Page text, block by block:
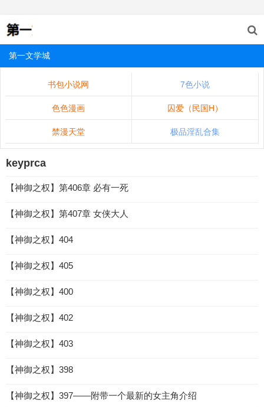
第一文学城
书包小说网 7色小说
色色漫画 囚爱（民国H）
禁漫天堂 极品淫乱合集
keyprca
【神御之权】第406章 必有一死
【神御之权】第407章 女侠大人
【神御之权】404
【神御之权】405
【神御之权】400
【神御之权】402
【神御之权】403
【神御之权】398
【神御之权】397——附带一个最新的女主角介绍